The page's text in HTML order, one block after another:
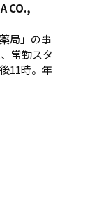
CO.,
局」の事
常勤スタ
11時。年